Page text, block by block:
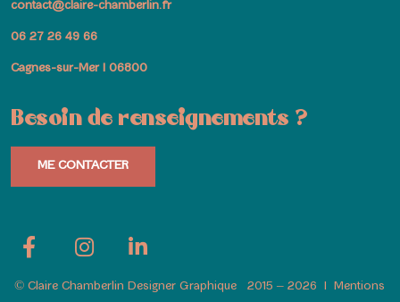
contact@claire-chamberlin.fr
06 27 26 49 66
Cagnes-sur-Mer I 06800
Besoin de renseignements ?
ME CONTACTER
© Claire Chamberlin Designer Graphique 2015 – 2026 I Mentions